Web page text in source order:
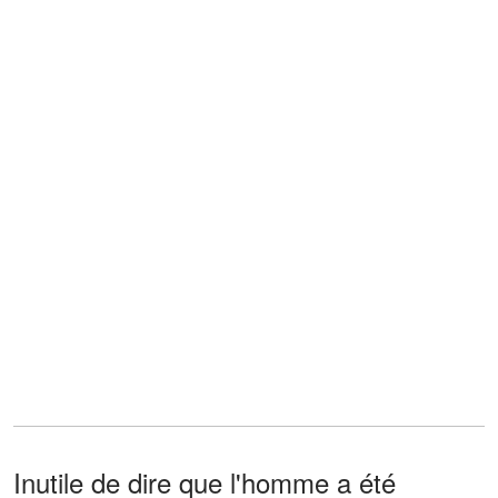
Inutile de dire que l'homme a été